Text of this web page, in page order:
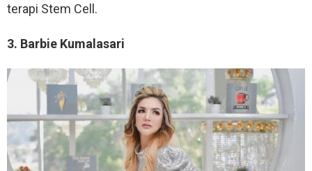
terapi Stem Cell.
3. Barbie Kumalasari